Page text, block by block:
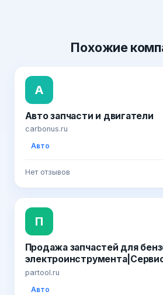
Похожие
А
Авто запчасти и двигатели
carbonus.ru
Авто
Нет отзывов
П
Продажа запчастей для
инструмента
partool.ru
Авто